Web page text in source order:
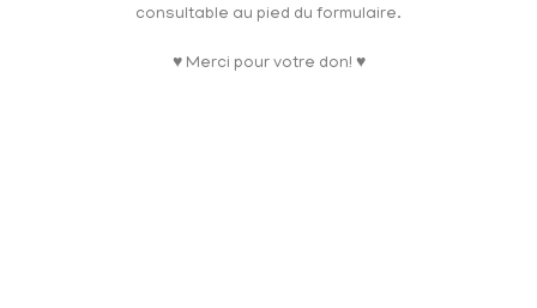
consultable au pied du formulaire.
♥ Merci pour votre don! ♥